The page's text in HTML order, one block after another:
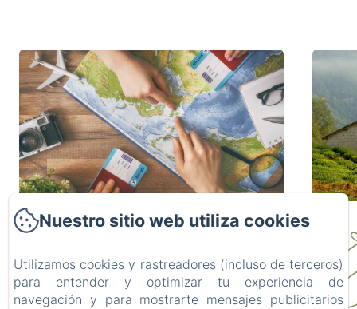
Qué hacer en la
Cerdanya si no
Nuestro sitio web utiliza cookies
Utilizamos cookies y rastreadores (incluso de terceros)
para entender y optimizar tu experiencia de
navegación y para mostrarte mensajes publicitarios